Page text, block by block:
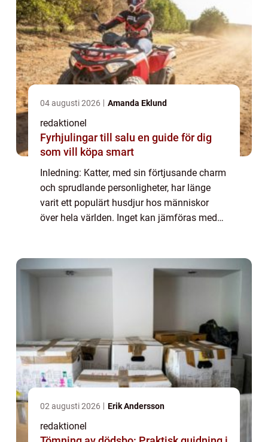
04 augusti 2026 Amanda Eklund
redaktionel
Fyrhjulingar till salu en guide för dig
som vill köpa smart
Inledning: Katter, med sin förtjusande charm
och sprudlande personligheter, har länge
varit ett populärt husdjur hos människor
över hela världen. Inget kan jämföras med
02 augusti 2026 Erik Andersson
redaktionel